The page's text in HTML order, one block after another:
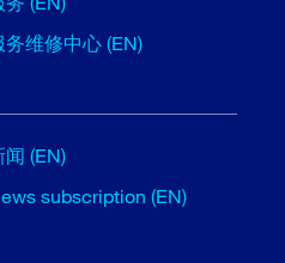
务维修中心 (EN)
闻 (EN)
subscription (EN)